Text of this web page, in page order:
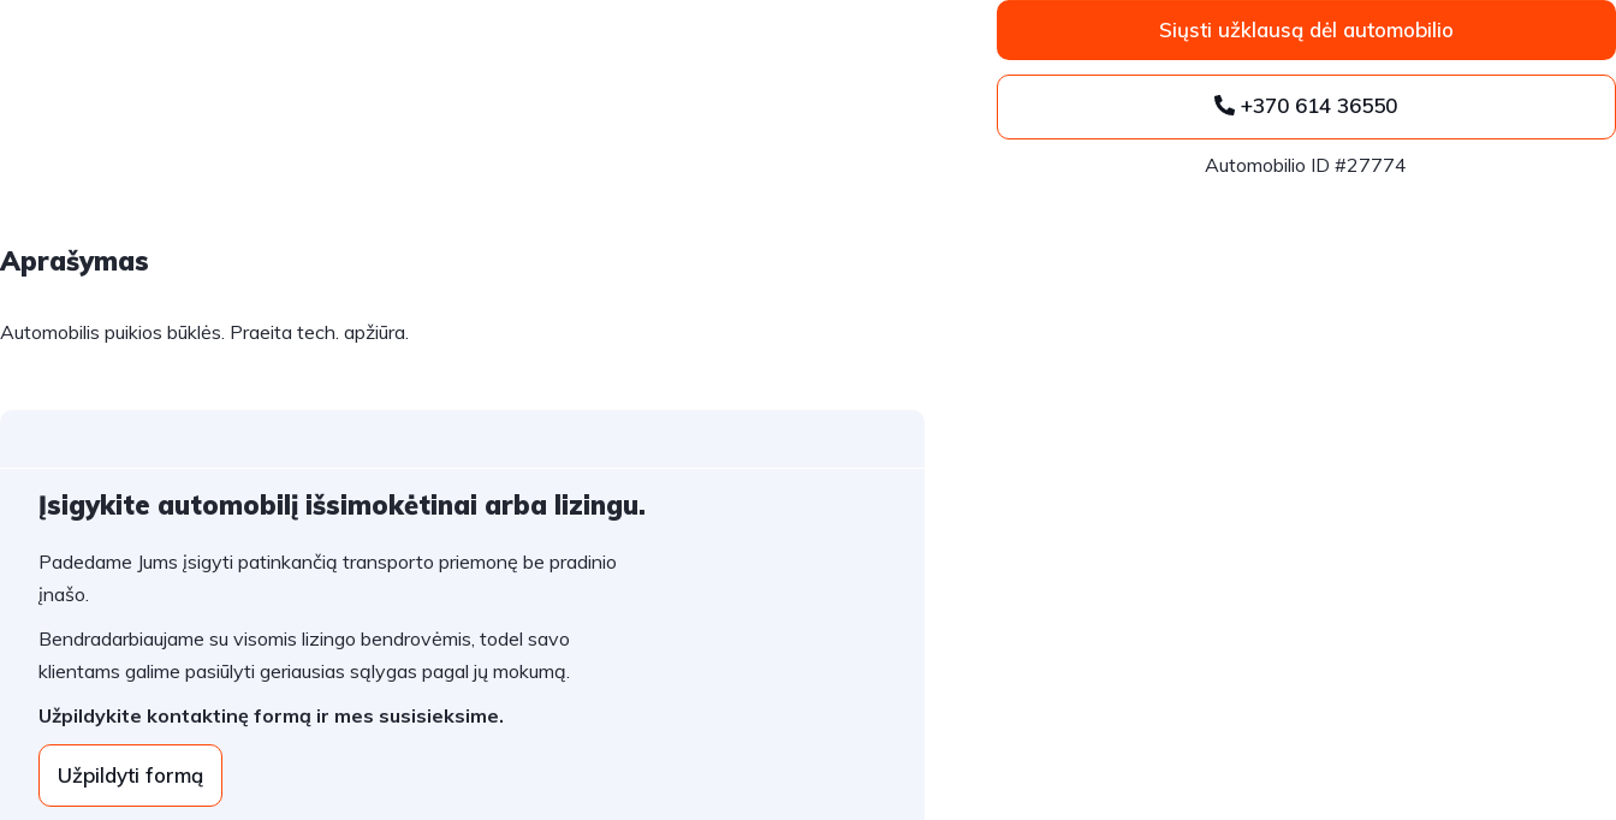
Aprašymas
Automobilis puikios būklės. Praeita tech. apžiūra.
Įsigykite automobilį išsimokėtinai arba lizingu.
Padedame Jums įsigyti patinkančią transporto priemonę be pradinio
įnašo.
Bendradarbiaujame su visomis lizingo bendrovėmis, todel savo
klientams galime pasiūlyti geriausias sąlygas pagal jų mokumą.
Užpildykite kontaktinę formą ir mes susisieksime.
Užpildyti formą
Siųsti užklausą dėl automobilio
+370 614 36550
Automobilio ID #27774